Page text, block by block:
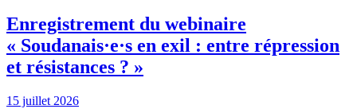
Enregistrement du webinaire
« Soudanais·e·s en exil : entre répression
et résistances ? »
15 juillet 2026